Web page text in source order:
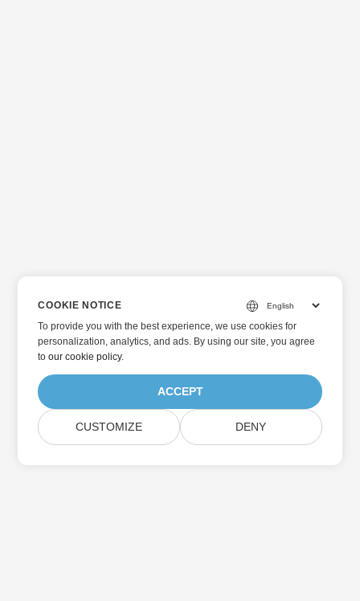
COOKIE NOTICE
To provide you with the best experience, we use cookies for
personalization, analytics, and ads. By using our site, you agree
toour cookie policy.
ACCEPT
CUSTOMIZE DENY